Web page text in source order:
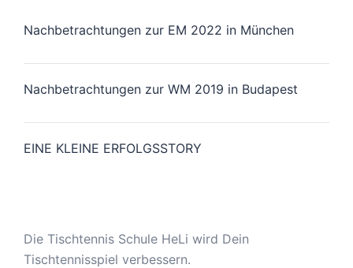
Nachbetrachtungen zur EM 2022 in München
Nachbetrachtungen zur WM 2019 in Budapest
EINE KLEINE ERFOLGSSTORY
Die Tischtennis Schule HeLi wird Dein
Tischtennisspiel verbessern.